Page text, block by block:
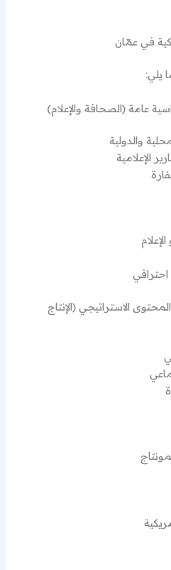
في عمّان
يلي:
عامة (الصحافة والإعلام)
والدولية
الإعلامية
احترافي
الاستراتيجي (الإنتاج